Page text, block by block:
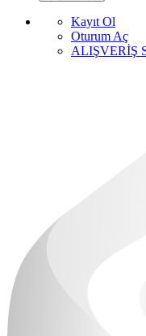
Kayıt Ol
Oturum Aç
ALIŞVERİŞ